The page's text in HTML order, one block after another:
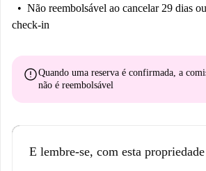
Não reembolsável ao cancelar 29 dias
check-in
errorQuando uma reserva é confirmada, a
não é reembolsável
E lembre-se, com esta